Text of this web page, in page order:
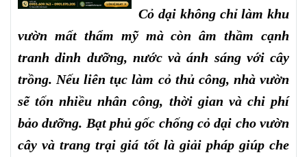
Cỏ dại không chỉ làm khu
vườn mất thẩm mỹ mà còn âm thầm cạnh
tranh dinh dưỡng, nước và ánh sáng với cây
trồng. Nếu liên tục làm cỏ thủ công, nhà vườn
sẽ tốn nhiều nhân công, thời gian và chi phí
bảo dưỡng. Bạt phủ gốc chống cỏ dại cho vườn
cây và trang trại giá tốt là giải pháp giúp che